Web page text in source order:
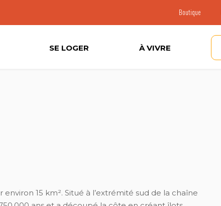
Boutique
SE LOGER À VIVRE
15 km². Situé à l’extrémité sud de la chaîne